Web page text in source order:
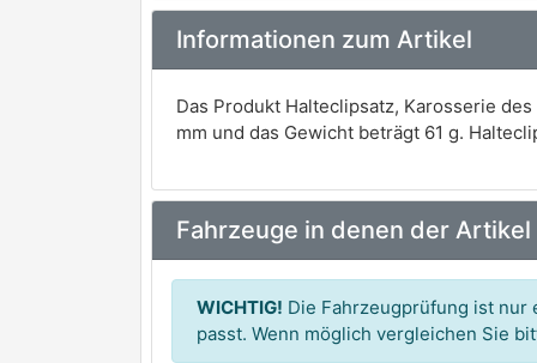
Informationen zum Artikel
Das Produkt Halteclipsatz, Karosserie
mm und das Gewicht beträgt 61 g.
Fahrzeuge in denen der
WICHTIG! Die Fahrzeugprüfung ist nur
passt. Wenn möglich vergleichen Sie